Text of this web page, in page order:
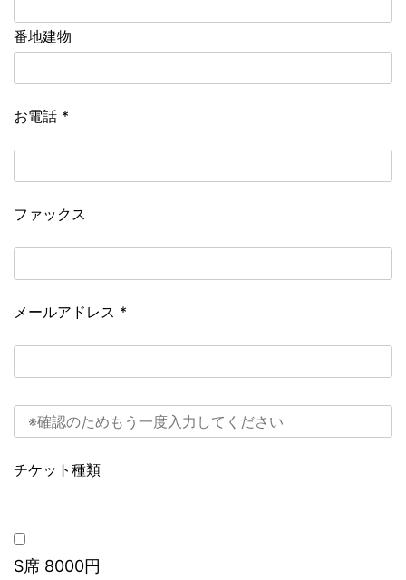
番地建物
お電話 *
ファックス
メールアドレス *
チケット種類
S席 8000円